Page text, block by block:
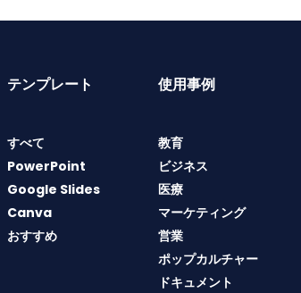
テンプレート
すべて
PowerPoint
Google Slides
Canva
おすすめ
使用事例
教育
ビジネス
医療
マーケティング
営業
ポップカルチャー
ドキュメント